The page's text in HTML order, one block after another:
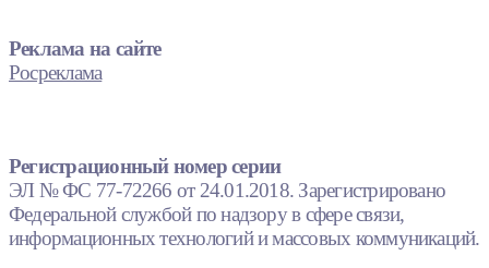
Реклама на сайте
Росреклама
Регистрационный номер серии
ЭЛ № ФС 77-72266 от 24.01.2018. Зарегистрировано
Федеральной службой по надзору в сфере связи,
информационных технологий и массовых коммуникаций.